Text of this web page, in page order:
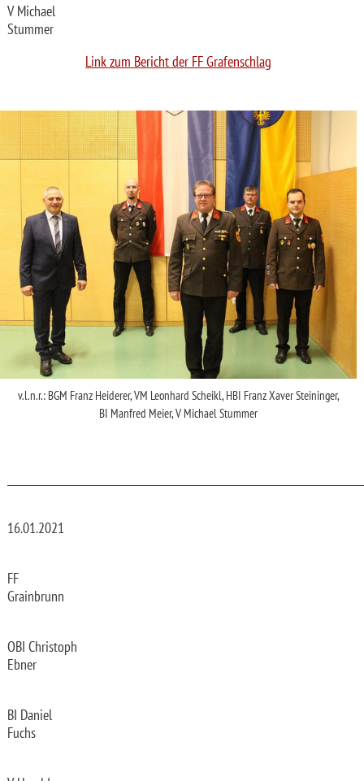
V Michael
Stummer
Link zum Bericht der FF Grafenschlag
v.l.n.r.: BGM Franz Heiderer, VM Leonhard Scheikl, HBI Franz Xaver Steininger,
BI Manfred Meier, V Michael Stummer
16.01.2021
FF
Grainbrunn
OBI Christoph
Ebner
BI Daniel
Fuchs